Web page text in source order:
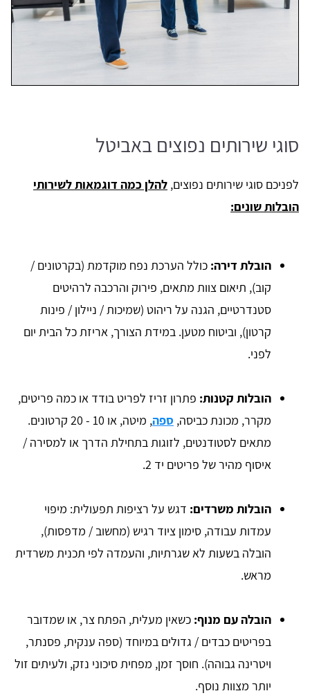
סוגי שירותים נפוצים באביטל
לפניכם סוגי שירותים נפוצים, להלן כמה דוגמאות לשירותי
הובלות שונים:
הובלת דירה: כולל הערכת נפח מוקדמת (בקרטונים /
קוב), תיאום צוות מתאים, פירוק והרכבה לרהיטים
סטנדרטיים, הגנה על ריהוט (שמיכות / ניילון / פינות
קרטון), וביטוח מטען. במידת הצורך, אריזת כל הבית יום
לפני.
הובלות קטנות: פתרון זריז לפריט בודד או כמה פריטים,
מקרר, מכונת כביסה, ספה
, מיטה, או 10 - 20 קרטונים.
מתאים לסטודנטים, לזוגות בתחילת הדרך או למסירה /
איסוף מהיר של פריטים יד 2.
הובלות משרדים: דגש על רציפות תפעולית: מיפוי
עמדות עבודה, סימון ציוד רגיש (מחשוב / מדפסות),
הובלה בשעות לא שגרתיות, והעמדה לפי תכנית משרדית
מראש.
הובלה עם מנוף: כשאין מעלית, הפתח צר, או שמדובר
בפריטים כבדים / גדולים במיוחד (ספה ענקית, פסנתר,
ויטרינה גבוהה). חוסך זמן, מפחית סיכוני נזק, ולעיתים זול
יותר מצוות נוסף.